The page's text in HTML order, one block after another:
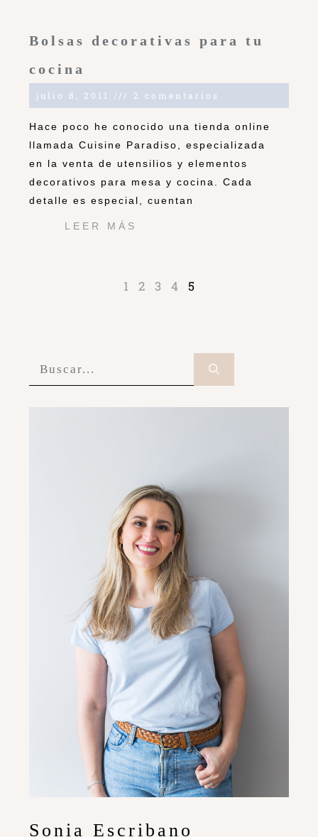
Bolsas decorativas para tu
cocina
julio 8, 2011 2 comentarios
Hace poco he conocido una tienda online
llamada Cuisine Paradiso, especializada
en la venta de utensilios y elementos
decorativos para mesa y cocina. Cada
detalle es especial, cuentan
LEER MÁS
1 2 3 4 5
Sonia Escribano